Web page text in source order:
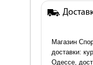
Магазин
доставки:
Одессе,